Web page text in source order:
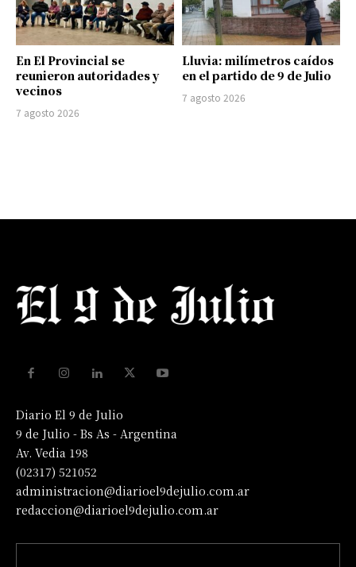
En El Provincial se
reunieron autoridades y
vecinos
7 agosto 2026
Lluvia: milímetros caídos
en el partido de 9 de Julio
7 agosto 2026
Diario El 9 de Julio
9 de Julio - Bs As - Argentina
Av. Vedia 198
(02317) 521052
administracion@diarioel9dejulio.com.ar
redaccion@diarioel9dejulio.com.ar